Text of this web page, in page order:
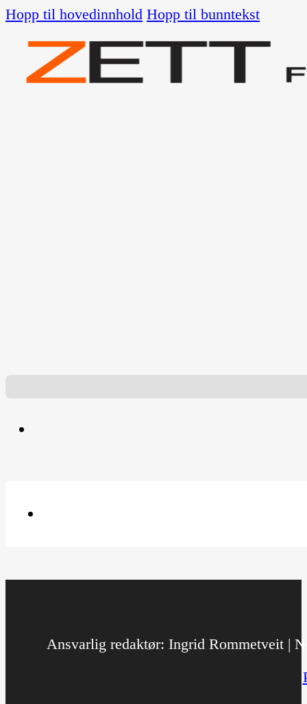
Hopp til hovedinnhold Hopp til bunntekst
Ansvarlig redaktør: Ingrid Rommetveit |